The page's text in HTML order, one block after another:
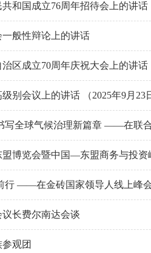
和国成立76周年招待会上的讲话
般性辩论上的讲话
区成立70周年庆祝大会上的讲话
别会议上的讲话 （2025年9月23
行 ——在金砖国家领导人线上峰
长费尔南达会谈
观团